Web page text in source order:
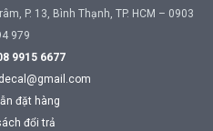
P. 13, Bình Thạnh, TP. HCM – 0903
979
9915 6677
đặt hàng
đổi trả